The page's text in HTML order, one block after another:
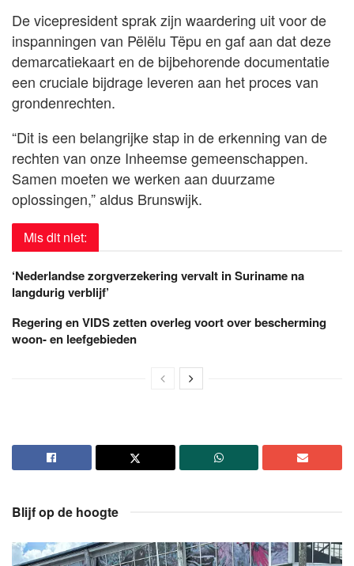
De vicepresident sprak zijn waardering uit voor de
inspanningen van Pëlëlu Tëpu en gaf aan dat deze
demarcatiekaart en de bijbehorende documentatie
een cruciale bijdrage leveren aan het proces van
grondenrechten.
“Dit is een belangrijke stap in de erkenning van de
rechten van onze Inheemse gemeenschappen.
Samen moeten we werken aan duurzame
oplossingen,” aldus Brunswijk.
Mis dit niet:
‘Nederlandse zorgverzekering vervalt in Suriname na
langdurig verblijf’
Regering en VIDS zetten overleg voort over bescherming
woon- en leefgebieden
Blijf op de hoogte